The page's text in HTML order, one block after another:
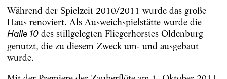
Während der Spielzeit 2010/2011 wurde das große
Haus renoviert. Als Ausweichspielstätte wurde die
Halle 10des stillgelegten Fliegerhorstes Oldenburg
genutzt, die zu diesem Zweck um- und ausgebaut
wurde.